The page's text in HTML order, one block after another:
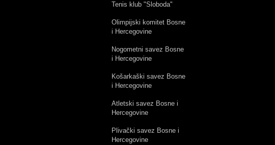
Tenis klub "Sloboda"
Olimpijski komitet Bosne
i Hercegovine
Nogometni savez Bosne
i Hercegovine
Košarkaški savez Bosne
i Hercegovine
Atletski savez Bosne i
Hercegovine
Plivački savez Bosne i
Hercegovine